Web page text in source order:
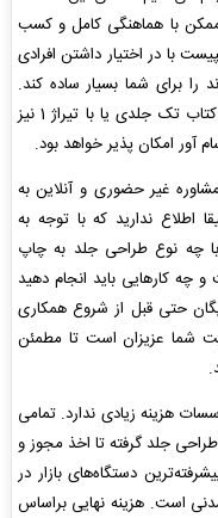
با هماهنگی کامل و کسب
با در اختیار داشتن افرادی
را برای شما بسیار ساده کند.
حتی اگر مایل باشید برای تقویت رزومه خود کتاب تک جلدی یا با تیراژ 1 نیز
آور امکان پذیر خواهد بود.
غیر حضوری و آنلاین به
اطلاع ندارید که با توجه به
چه نوع طراحی جلد به چاپ
چه کارهایی باید انجام دهید
حتی قبل از شروع همکاری
شما عزیزان است تا مطمئن
هزینه زیادی ندارد. تمامی
جلد گرفته تا اخذ مجوز و
دستگاه‌های بازار در
است. هزینه نهایی براساس